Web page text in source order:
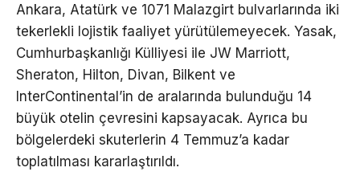
Ankara, Atatürk ve 1071 Malazgirt bulvarlarında iki
tekerlekli lojistik faaliyet yürütülemeyecek. Yasak,
Cumhurbaşkanlığı Külliyesi ile JW Marriott,
Sheraton, Hilton, Divan, Bilkent ve
InterContinental’in de aralarında bulunduğu 14
büyük otelin çevresini kapsayacak. Ayrıca bu
bölgelerdeki skuterlerin 4 Temmuz’a kadar
toplatılması kararlaştırıldı.